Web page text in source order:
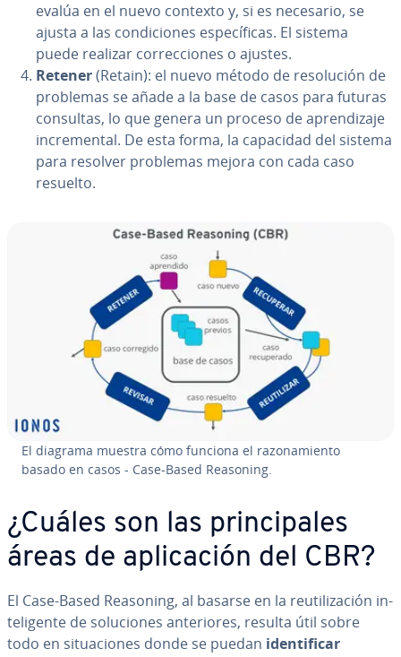
evalúa en el nuevo contexto y, si es necesario, se
ajusta a las co­n­di­cio­nes es­pe­cí­fi­cas. El sistema
puede realizar co­rre­c­cio­nes o ajustes.
Retener(Retain): el nuevo método de re­so­lu­ción de
problemas se añade a la base de casos para futuras
consultas, lo que genera un proceso de apre­n­di­za­je
in­cre­me­n­tal. De esta forma, la capacidad del sistema
para resolver problemas mejora con cada caso
resuelto.
El diagrama muestra cómo funciona el ra­zo­na­mie­n­to
basado en casos - Case-Based Reasoning.
¿Cuáles son las pri­n­ci­pa­les
áreas de apli­ca­ción del CBR?
El Case-Based Reasoning, al basarse en la re­uti­li­za­ción in­
te­li­ge­n­te de so­lu­cio­nes an­te­rio­res, resulta útil sobre
todo en si­tua­cio­nes donde se puedan ide­n­ti­fi­car